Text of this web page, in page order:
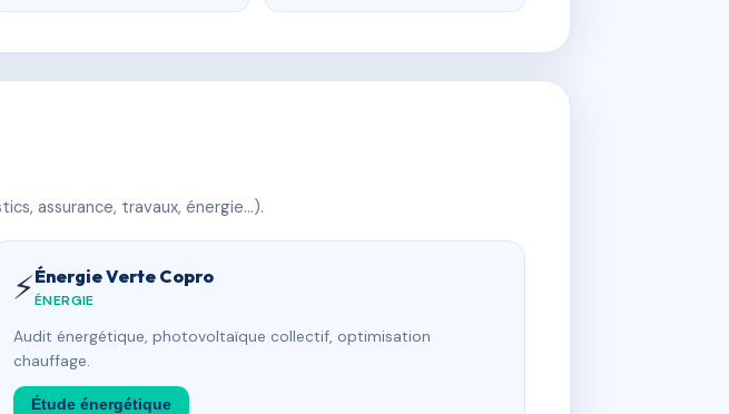
assurance, travaux, énergie…).
⚡Énergie Verte Copro
ÉNERGIE
Audit énergétique, photovoltaïque collectif, optimisation
chauffage.
Étude énergétique